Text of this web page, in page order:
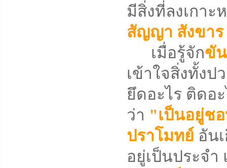
มีสิ่งที่ลงเกา
สัญญา สังขาร
เมื่อรู้จักขั
เข้าใจสิ่งทั้งป
ยึดอะไร ติดอ
ว่า "เป็นอยู่ช
ปราโมทย์ อัน
อยู่เป็นประจำ